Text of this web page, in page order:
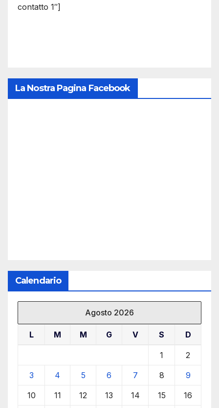
contatto 1″]
La Nostra Pagina Facebook
Calendario
Agosto 2026
L M M G V S D
1 2
3 4 5 6 7 8 9
10 11 12 13 14 15 16